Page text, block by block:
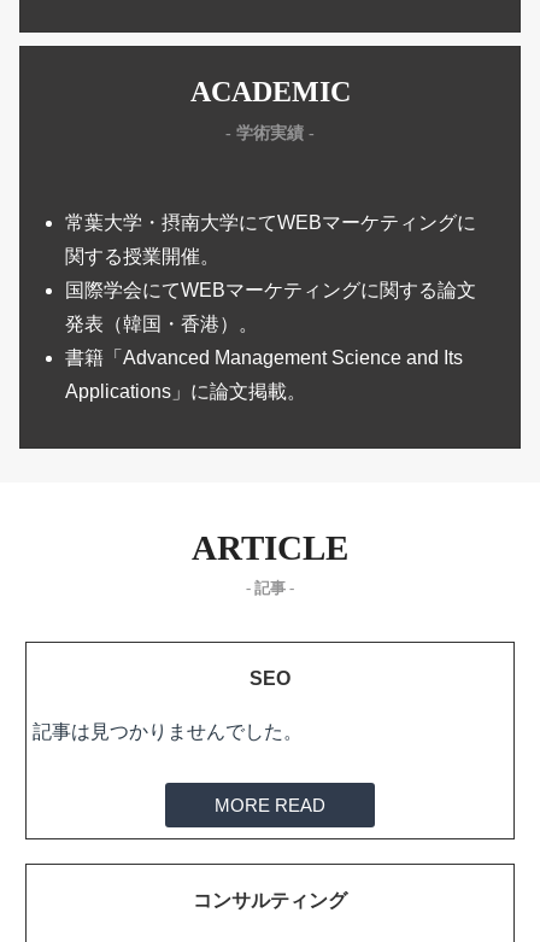
ACADEMIC
- 学術実績 -
常葉大学・摂南大学にてWEBマーケティングに
関する授業開催。
国際学会にてWEBマーケティングに関する論文
発表（韓国・香港）。
書籍「Advanced Management Science and Its
Applications」に論文掲載。
ARTICLE
- 記事 -
SEO
記事は見つかりませんでした。
MORE READ
コンサルティング